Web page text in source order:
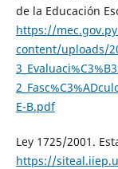
de la Educación
https://
content/uploads/
E-B.pdf
Ley 1725/2001.
https://